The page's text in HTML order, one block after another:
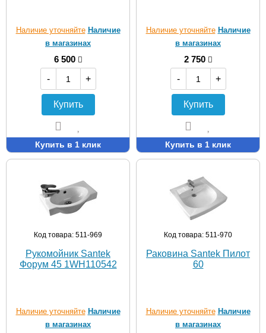
Наличие уточняйте Наличие
в магазинах
6 500
-
+
Купить
Купить в 1 клик
Наличие уточняйте Наличие
в магазинах
2 750
-
+
Купить
Купить в 1 клик
Код товара: 511-969
Рукомойник Santek
Форум 45 1WH110542
Наличие уточняйте Наличие
в магазинах
Код товара: 511-970
Раковина Santek Пилот
60
Наличие уточняйте Наличие
в магазинах